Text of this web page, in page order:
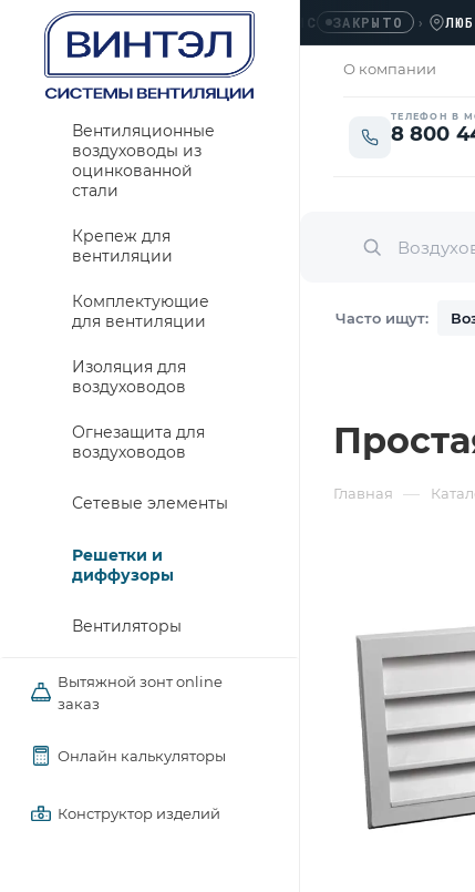
ОФИС ЗАКРЫТО ›
О компании
ТЕЛЕФОН В
8 800
Часто ищут:
Вентиляционные
воздуховоды из
оцинкованной
стали
Крепеж для
вентиляции
Комплектующие
для вентиляции
Изоляция для
воздуховодов
Огнезащита для
воздуховодов
Сетевые элементы
Решетки и
диффузоры
Вентиляторы
Вытяжной зонт online
заказ
Онлайн калькуляторы
Конструктор изделий
Главная —